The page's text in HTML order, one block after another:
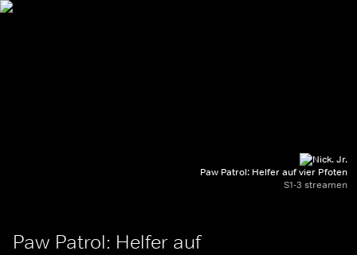
Paw Patrol: Helfer auf vier Pfoten
S1-3 streamen
Paw Patrol: Helfer auf